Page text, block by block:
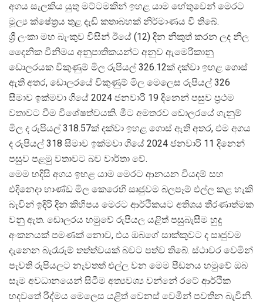
අගය සැලකිය යුතු මට්ටමකින් ඉහළ යාම හේතුවෙන් මෙරට
මූල් ය ක්ෂේත්රය තුළ දැඩි කතාබහක් නිර්මාණය වී තිබේ.
ශ් රී ලංකා මහ බැංකුව විසින් ඊයේ (12) දින නිකුත් කරන ලද නිල
දෛනික විනිමය අනුපාතිකයන්ට අනුව ඇමෙරිකානු
ඩොලරයක විකුණුම් මිල රුපියල් 326.12ක් දක්වා ඉහළ ගොස්
ඇති අතර, ඩොලරයේ විකුණුම් මිල මෙලෙස රුපියල් 326
සීමාව ඉක්මවා ගියේ 2024 ජනවාරි 19 දිනෙන් පසුව ප්රථම
වතාවට වීම විශේෂත්වයකි. මීට අමතරව ඩොලරයේ ගැනුම්
මිල ද රුපියල් 318.57ක් දක්වා ඉහළ ගොස් ඇති අතර, එම අගය
ද රුපියල් 318 සීමාව ඉක්මවා ගියේ 2024 ජනවාරි 11 දිනෙන්
පසුව පළමු වතාවට බව වාර්තා වේ.
මෙම හදිසි අගය ඉහළ යාම මෙරට ආනයන වියදම් සහ
එදිනෙදා භාණ්ඩ මිල කෙරෙහි සෘජුවම බලපෑම් එල්ල කළ හැකි
බැවින් ඉදිරි දින කිහිපය මෙරට ආර්ථිකයට අතිශය තීරණාත්මක
වනු ඇත. ඩොලරය හමුවේ රුපියල යළිත් පසුබැසීම හුදු
අංකනයක් පමණක් නොව, එය ඔබගේ සාක්කුවට ද සෘජුවම
දැනෙන බැරෑරුම් තත්ත්වයක් බවට පත්ව තිබේ. ස්ථාවර වෙමින්
පැවති රුපියලට නැවතත් එල්ල වන මෙම පීඩනය හමුවේ ඔබ
සැම අවධානයෙන් සිටීම අත්යවශ් ය වන්නේ රටේ ආර්ථික
හදවතේ රිද්මය මෙලෙස යළිත් වෙනස් වෙමින් පවතින බැවිනි.